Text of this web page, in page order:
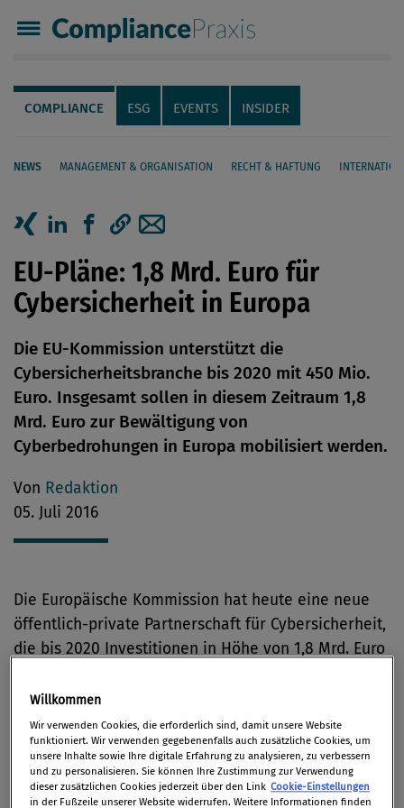
Compliance Praxis
Servicenavigation
Navigation
COMPLIANCE ESG EVENTS INSIDER
NEWS MANAGEMENT & ORGANISATION RECHT & HAFTUNG
Seiteninhalt
Artikel auf Xing teilen
Artikel auf linkedIn teilen
Artikel auf Facebook teilen
Artikellink kopieren
Artikel per Mail teilen
EU-Pläne: 1,8 Mrd. Euro für
Cybersicherheit in Europa
Die EU-Kommission unterstützt die
Cybersicherheitsbranche bis 2020 mit 450 Mio.
Euro. Insgesamt sollen in diesem Zeitraum 1,8
Mrd. Euro zur Bewältigung von
Cyberbedrohungen in Europa mobilisiert werden.
Von Redaktion
05. Juli 2016
Die Europäische Kommission hat heute eine neue
öffentlich-private Partnerschaft für Cybersicherheit,
die bis 2020 Investitionen in Höhe von 1,8 Mrd. Euro
eine von mehreren neuen Initiativen, die ergriffen
werden, um Europa besser gegen Cyberangriffe zu
wappnen und die Wettbewerbsfähigkeit der
europäischen Cybersicherheitsbranche zu steigern.
Willkommen
Wir verwenden Cookies, die erforderlich sind, damit unsere Website
funktioniert. Wir verwenden gegebenenfalls auch zusätzliche Cookies, um
unsere Inhalte sowie Ihre digitale Erfahrung zu analysieren, zu verbessern
und zu personalisieren. Sie können Ihre Zustimmung zur Verwendung
dieser zusätzlichen Cookies jederzeit über den Link Cookie-Einstellungen
in der Fußzeile unserer Website widerrufen. Weitere Informationen finden